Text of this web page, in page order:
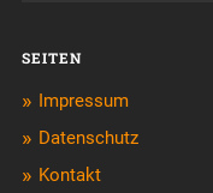
SEITEN
Impressum
Datenschutz
Kontakt